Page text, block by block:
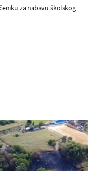
za nabavu školskog